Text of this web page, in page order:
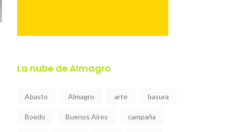
La nube de Almagro
Abasto Almagro arte basura
Boedo Buenos Aires campaña